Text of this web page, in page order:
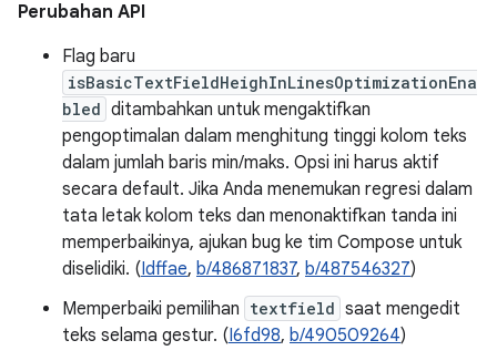
Perubahan API
Flag baru
isBasicTextFieldHeighInLinesOptimizationEna
bled ditambahkan untuk mengaktifkan
pengoptimalan dalam menghitung tinggi kolom teks
dalam jumlah baris min/maks. Opsi ini harus aktif
secara default. Jika Anda menemukan regresi dalam
tata letak kolom teks dan menonaktifkan tanda ini
memperbaikinya, ajukan bug ke tim Compose untuk
diselidiki. (Idffae, b/486871837, b/487546327)
Memperbaiki pemilihan textfield saat mengedit
teks selama gestur. (I6fd98, b/490509264)